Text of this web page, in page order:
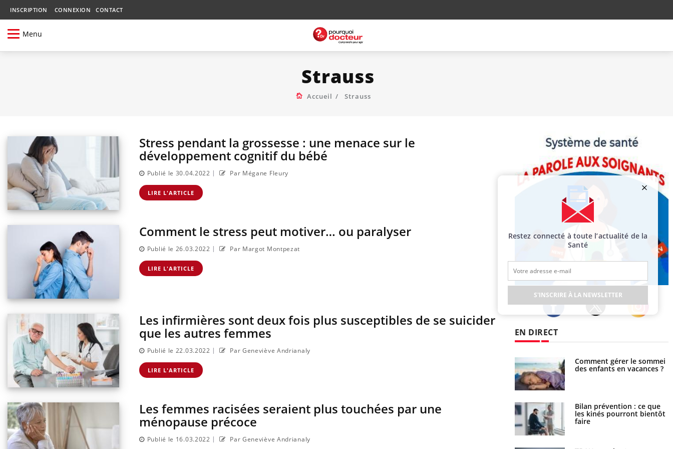
INSCRIPTION CONNEXION CONTACT
Menu
Strauss
Accueil Strauss
Stress pendant la grossesse : une menace sur le
développement cognitif du bébé
Publié le 30.04.2022 | Par Mégane Fleury
LIRE L'ARTICLE
Comment le stress peut motiver… ou paralyser
Publié le 26.03.2022 | Par Margot Montpezat
LIRE L'ARTICLE
Les infirmières sont deux fois plus susceptibles de se suicider
que les autres femmes
Publié le 22.03.2022 | Par Geneviève Andrianaly
LIRE L'ARTICLE
Les femmes racisées seraient plus touchées par une
ménopause précoce
Publié le 16.03.2022 | Par Geneviève Andrianaly
EN DIRECT
Fortes chaleurs : pourquoi
le risque de noyade
grimpe-t-il ?
Le Viagra pourrait-il freiner
la propagation du cancer ?
Le smartphone nuit-il à
l'apprentissage de la
Légionellose en Suisse :
quelle est l’origine de la
Comment gérer le sommeil
des enfants en vacances ?
Bilan prévention : ce que
les kinés pourront bientôt
faire
Restez connecté à toute l’actualité de la
Santé
S'INSCRIRE À LA NEWSLETTER